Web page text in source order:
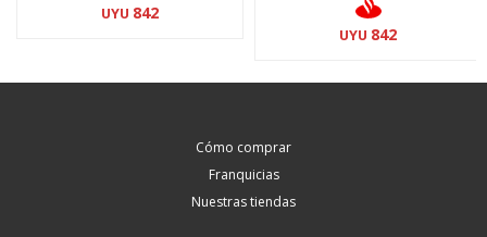
UYU 842
UYU 842
Cómo comprar
Franquicias
Nuestras tiendas